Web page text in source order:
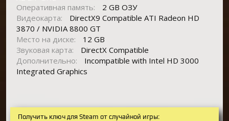
Оперативная память:
2 GB ОЗУ
Видеокарта:
DirectX9 Compatible ATI Radeon HD
3870 / NVIDIA 8800 GT
Место на диске:
12 GB
Звуковая карта:
DirectX Compatible
Дополнительно:
Incompatible with Intel HD 3000
Integrated Graphics
Получить ключ для Steam от случайной игры: